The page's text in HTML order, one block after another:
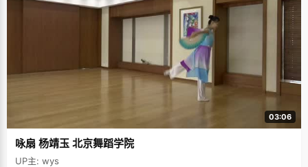
03:06
咏扇 杨靖玉 北京舞蹈学院
UP主: wys